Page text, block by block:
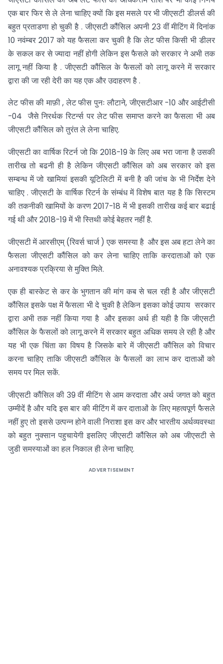
एक बार फिर से ले लेना चाहिए क्यों कि इस मसले पर भी जीएसटी डीलर्स की
बहुत प्रताडणा हो चुकी है . जीएसटी कौंसिल अपनी 23 वीं मीटिंग में दिनांक
10 नवंम्बर 2017 को यह फैसला कर चुकी है कि लेट फीस किसी भी डीलर
के सकल कर से ज्यादा नहीं होगी लेकिन इस फैसले को सरकार ने अभी तक
लागू नहीं किया है . जीएसटी कौंसिल के फैसलों को लागू करने में सरकार
द्वारा की जा रही देरी का यह एक और उदाहरण है .
लेट फीस की माफ़ी , लेट फीस पुनः लौटाने, जीएसटीआर -10 और आईटीसी
-04 जैसे निरर्थक रिटर्न्स पर लेट फीस समाप्त करने का फैसला भी अब
जीएसटी कौंसिल को तुरंत ले लेना चाहिए.
जीएसटी का वार्षिक रिटर्न जो कि 2018-19 के लिए अब भरा जाना है उसकी
तारीख तो बढनी ही है लेकिन जीएसटी कौंसिल को अब सरकार को इस
सम्बन्ध में जो खामियां इसकी यूटिलिटी में बनी है की जांच के भी निर्देश देने
चाहिए . जीएसटी के वार्षिक रिटर्न के संम्बंध में विशेष बात यह है कि सिस्टम
की तकनीकी खामियों के करण 2017-18 में भी इसकी तारीख कई बार बढाई
गई थी और 2018-19 में भी स्तिथी कोई बेहतर नहीं है.
जीएसटी में आरसीएम् (रिवर्स चार्ज ) एक समस्या है और इस अब हटा लेने का
फैसला जीएसटी कौंसिल को कर लेना चाहिए ताकि करदाताओं को एक
अनावश्यक प्रक्रिया से मुक्ति मिले.
एक ही बास्केट से कर के भुगतान की मांग कब से चल रही है और जीएसटी
कौंसिल इसके पक्ष में फैसला भी दे चुकी है लेकिन इसका कोई उपाय सरकार
द्वारा अभी तक नहीं किया गया है और इसका अर्थ ही यही है कि जीएसटी
कौंसिल के फैसलों को लागू करने में सरकार बहुत अधिक समय ले रही है और
यह भी एक चिंता का विषय है जिसके बारे में जीएसटी कौंसिल को विचार
करना चाहिए ताकि जीएसटी कौंसिल के फैसलों का लाभ कर दाताओं को
समय पर मिल सकें.
जीएसटी कौंसिल की 39 वीं मीटिंग से आम करदाता और अर्थ जगत को बहुत
उम्मीदें है और यदि इस बार की मीटिंग में कर दाताओं के लिए महत्वपूर्ण फैसले
नहीं हुए तो इससे उत्पन्न होने वाली निराशा इस कर और भारतीय अर्थव्यवस्था
को बहुत नुक्सान पहुचायेगी इसलिए जीएसटी कौंसिल को अब जीएसटी से
जुडी समस्याओं का हल निकाल ही लेना चाहिए.
ADVERTISEMENT